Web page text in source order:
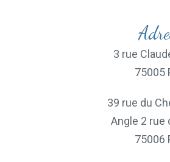
3 rue
75005
39 rue du
Angle 2 rue
75006